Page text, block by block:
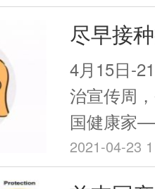
这些疫苗
验，并显
50%的保
尽早接
后，检
仅2.6个
4月15日-
治宣传周
国健康家
癌”。 数据显示，2020年中国新发
癌症病例
2021-04-23